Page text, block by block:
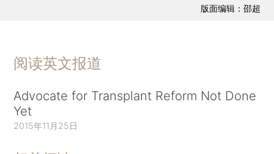
版面编辑：邵超
阅读英文报道
Advocate for Transplant Reform Not Done
Yet
2015年11月25日